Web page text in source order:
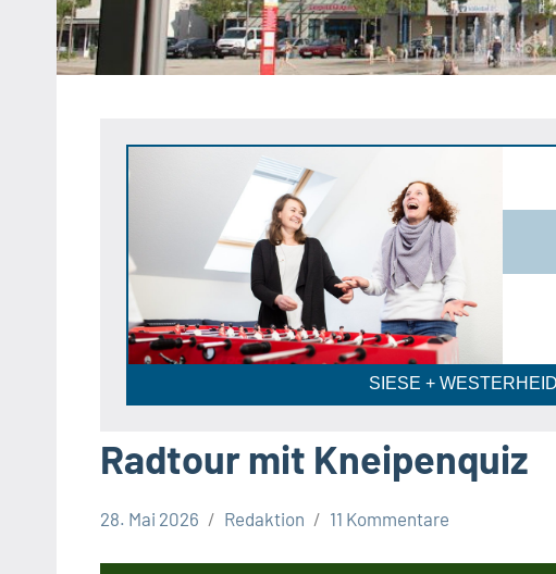
Heipke,
Leopoldshöhe,
SIESE +
Radtour mit Kneipenquiz
28. Mai 2026 Redaktion 11 Kommentare